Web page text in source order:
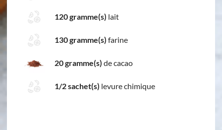
120 gramme(s) lait
130 gramme(s) farine
20 gramme(s) de cacao
1/2 sachet(s) levure chimique